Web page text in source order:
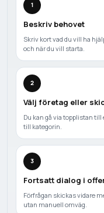
1
Beskriv behovet
Skriv kort vad du vill ha
och när du vill starta.
2
Välj företag eller
Du kan gå via topplistan
till kategorin.
3
Fortsatt dialog i
Förfrågan skickas vidare
utan manuell omväg.